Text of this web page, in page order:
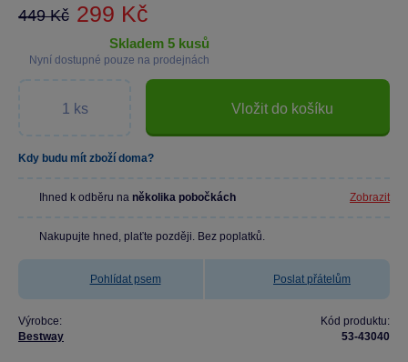
449 Kč 299 Kč
skladem 5 kusů
Nyní dostupné pouze na prodejnách
Vložit do košíku
Kdy budu mít zboží doma?
Ihned k odběru na několika pobočkách Zobrazit
Nakupujte hned, plaťte později. Bez poplatků.
Pohlídat psem Poslat přátelům
Výrobce:
Bestway
Kód produktu:
53-43040